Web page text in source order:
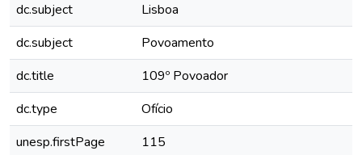
dc.subject
Lisboa
dc.subject
Povoamento
dc.title
109º Povoador
dc.type
Ofício
unesp.firstPage
115